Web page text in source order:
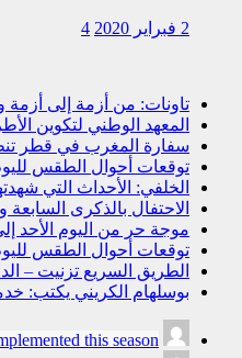
2 فبراير 2020 4
تاونات: من أزمة إلى
المعهد الوطني لتكوين
سفارة المغرب في قطر
توقعات أحوال الطقس لليوم
الخلفي: الأحداث التي
الاحتفال بالذكرى
موجة حر من اليوم الأحد
توقعات أحوال الطقس
الطريق السريع تزنيت –
بوسلهام الكريني يكتب:
this season.